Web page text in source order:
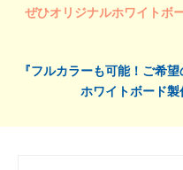
ぜひオリジナルホワイトボ
『フルカラーも可能！ご希
ホワイトボード